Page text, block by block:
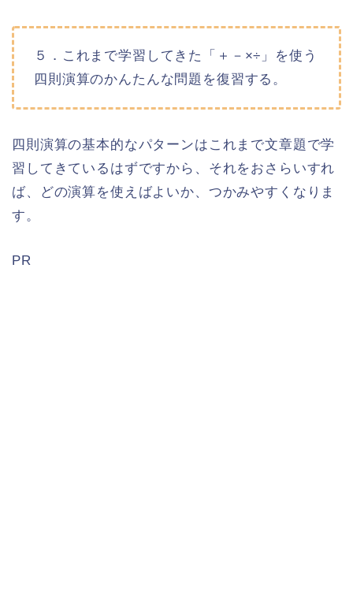
５．これまで学習してきた「＋－×÷」を使う
四則演算のかんたんな問題を復習する。
四則演算の基本的なパターンはこれまで文章題で学
習してきているはずですから、それをおさらいすれ
ば、どの演算を使えばよいか、つかみやすくなりま
す。
PR